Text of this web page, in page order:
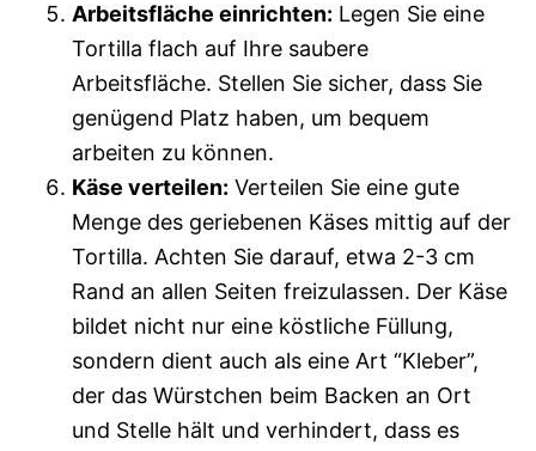
Arbeitsfläche einrichten: Legen Sie eine
Tortilla flach auf Ihre saubere
Arbeitsfläche. Stellen Sie sicher, dass Sie
genügend Platz haben, um bequem
arbeiten zu können.
Käse verteilen: Verteilen Sie eine gute
Menge des geriebenen Käses mittig auf der
Tortilla. Achten Sie darauf, etwa 2-3 cm
Rand an allen Seiten freizulassen. Der Käse
bildet nicht nur eine köstliche Füllung,
sondern dient auch als eine Art “Kleber”,
der das Würstchen beim Backen an Ort
und Stelle hält und verhindert, dass es